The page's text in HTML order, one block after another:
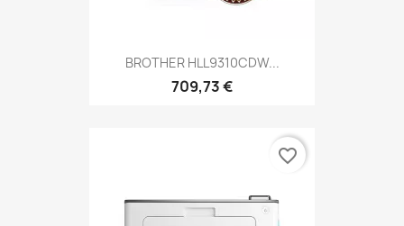
BROTHER HLL9310CDW...
709,73 €
favorite_border